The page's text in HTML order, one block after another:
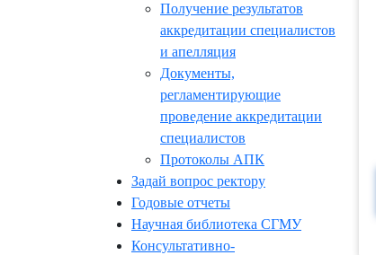
Получение результатов
аккредитации специалистов
и апелляция
Документы,
регламентирующие
проведение аккредитации
специалистов
Протоколы АПК
Задай вопрос ректору
Годовые отчеты
Научная библиотека СГМУ
Консультативно-